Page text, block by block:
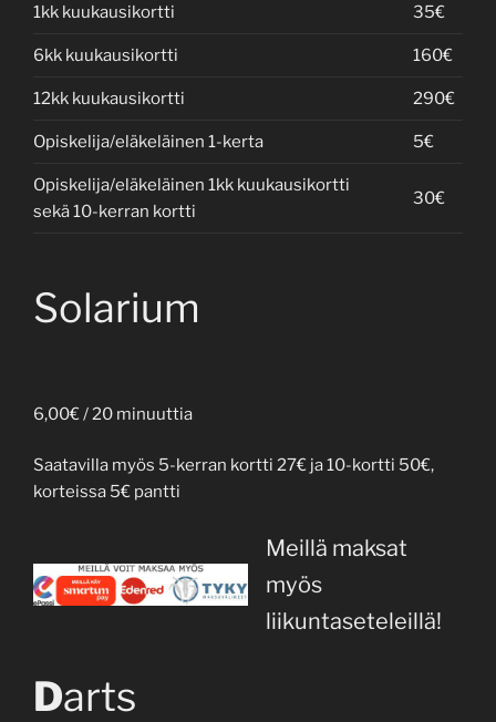
1kk kuukausikortti 35€
6kk kuukausikortti 160€
12kk kuukausikortti 290€
Opiskelija/eläkeläinen 1-kerta 5€
Opiskelija/eläkeläinen 1kk kuukausikortti
sekä 10-kerran kortti
30€
Solarium
6,00€ / 20 minuuttia
Saatavilla myös 5-kerran kortti 27€ ja 10-kortti 50€,
korteissa 5€ pantti
Meillä maksat
myös
liikuntaseteleillä!
Darts